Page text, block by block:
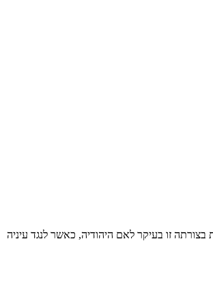
זו בעיקר לאם היהודיה, כאשר לנגד עיניה